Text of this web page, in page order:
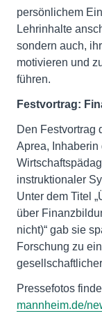
persönlichem
Lehrinhalte
sondern auch,
motivieren und
führen.
Festvortrag:
Den Festvortrag
Aprea, Inhaberin
instruktionaler
Unter dem Titel
über
nicht)“ gab sie
Forschung zu
Pressefotos
mannheim.de/